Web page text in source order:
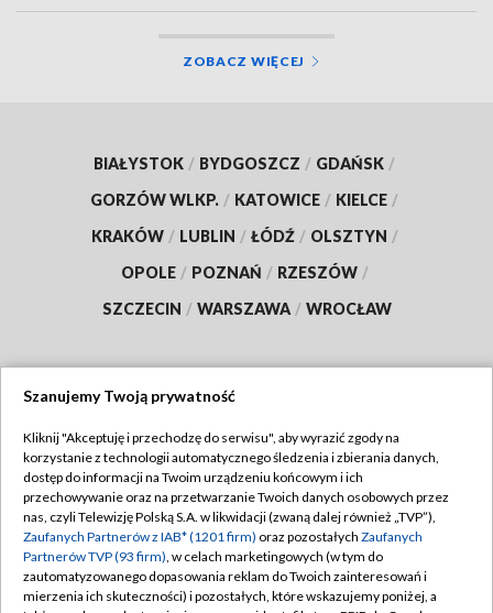
ZOBACZ WIĘCEJ
BIAŁYSTOK / BYDGOSZCZ / GDAŃSK /
GORZÓW WLKP. / KATOWICE / KIELCE /
KRAKÓW / LUBLIN / ŁÓDŹ / OLSZTYN /
OPOLE / POZNAŃ / RZESZÓW /
SZCZECIN / WARSZAWA / WROCŁAW
TVP
Abonament TVP
Emisja w TVP
Centrum informacji TVP
Naziemna Telewizja Cyfrowa
Regulamin TVP
Polityka prywatności
Moje zgody
Szanujemy Twoją prywatność
Kliknij "Akceptuję i przechodzę do serwisu", aby wyrazić zgody na
korzystanie z technologii automatycznego śledzenia i zbierania danych,
dostęp do informacji na Twoim urządzeniu końcowym i ich
przechowywanie oraz na przetwarzanie Twoich danych osobowych przez
nas, czyli Telewizję Polską S.A. w likwidacji (zwaną dalej również „TVP”),
Zaufanych Partnerów z IAB* (1201 firm) oraz pozostałych Zaufanych
Partnerów TVP (93 firm), w celach marketingowych (w tym do
zautomatyzowanego dopasowania reklam do Twoich zainteresowań i
mierzenia ich skuteczności) i pozostałych, które wskazujemy poniżej, a